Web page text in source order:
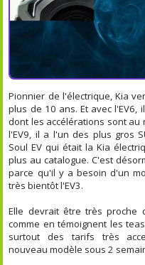
Pionnier de l'électrique, Kia
plus de 10 ans. Et avec
dont les accélérations sont
l'EV9, il a l'un des plus gros
Soul EV qui était la Kia
plus au catalogue. C'est
parce qu'il y a besoin d'un
très bientôt l'EV3.
Elle devrait être très proche
comme en témoignent les
surtout des tarifs très
nouveau modèle sous 2